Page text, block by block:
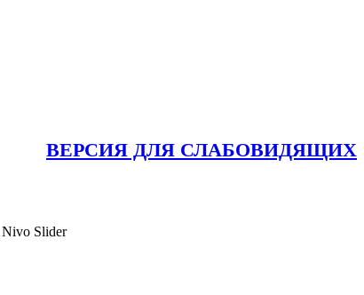
ВЕРСИЯ ДЛЯ СЛАБОВИДЯЩИХ